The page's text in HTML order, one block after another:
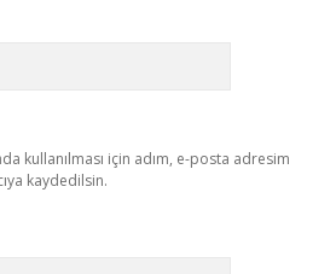
kullanılması için adım, e-posta adresim
kaydedilsin.